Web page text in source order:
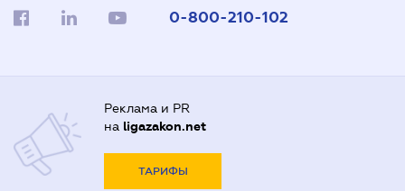
0-800-210-102
Реклама и PR
на ligazakon.net
ТАРИФЫ